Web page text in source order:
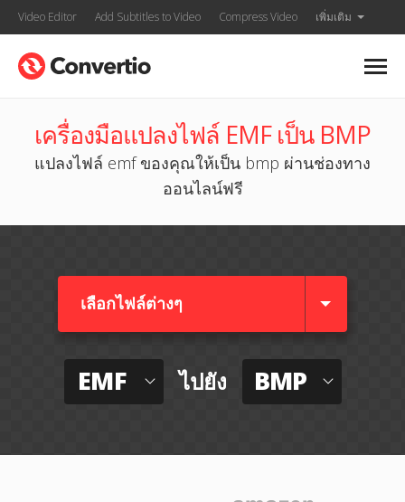
Video Editor Add Subtitles to Video Compress Video เพิ่มเติม
เครื่องมือแปลงไฟล์ EMF เป็น BMP
แปลงไฟล์ emf ของคุณให้เป็น bmp ผ่านช่องทาง
ออนไลน์ฟรี
เลือกไฟล์ต่างๆ​
EMF ไปยัง BMP